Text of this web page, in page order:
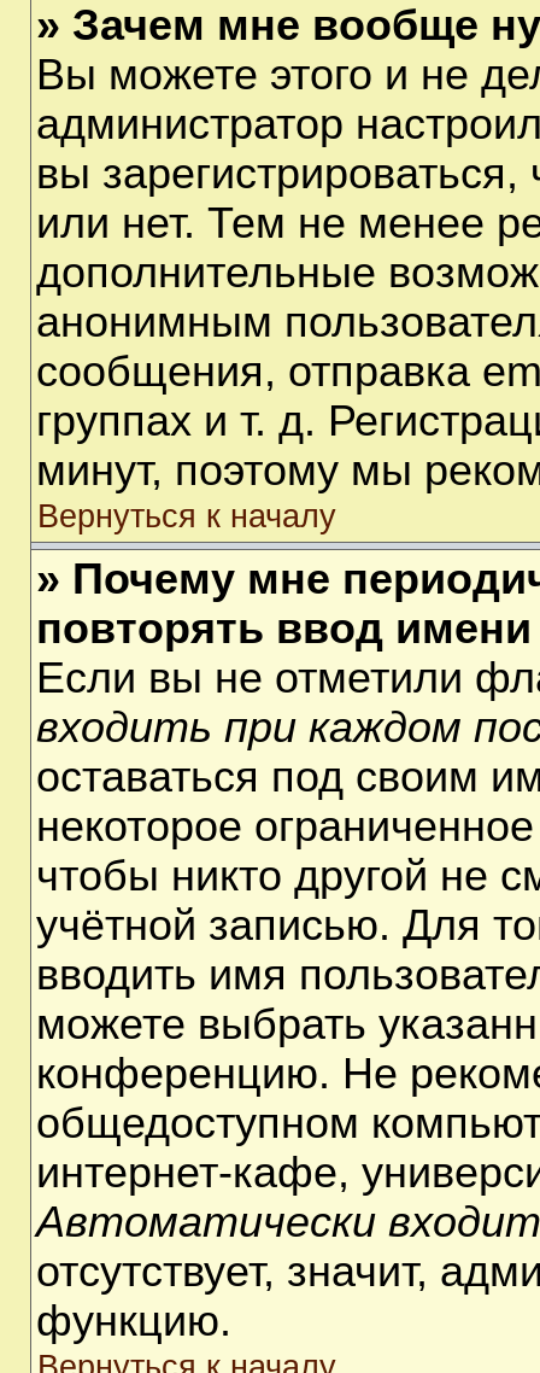
» Зачем мне вообще
Вы можете этого и не
администратор
вы
или нет. Тем не менее
дополнительные
анонимным
сообщения, отправка
группах и т. д.
минут, поэтому мы
Вернуться к началу
» Почему мне
повторять ввод
Если вы не отметили
входить при каждом
оставаться под своим
некоторое
чтобы никто другой не
учётной записью. Для
вводить имя
можете выбрать
конференцию. Не
общедоступном
интернет-кафе,
Автоматически
отсутствует, значит,
функцию.